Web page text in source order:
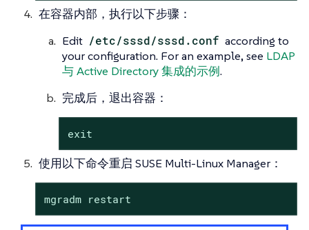
在容器内部，执行以下步骤：
Edit /etc/sssd/sssd.conf according to
your configuration. For an example, see LDAP
与 Active Directory 集成的示例.
完成后，退出容器：
exit
使用以下命令重启 SUSE Multi-Linux Manager：
mgradm restart